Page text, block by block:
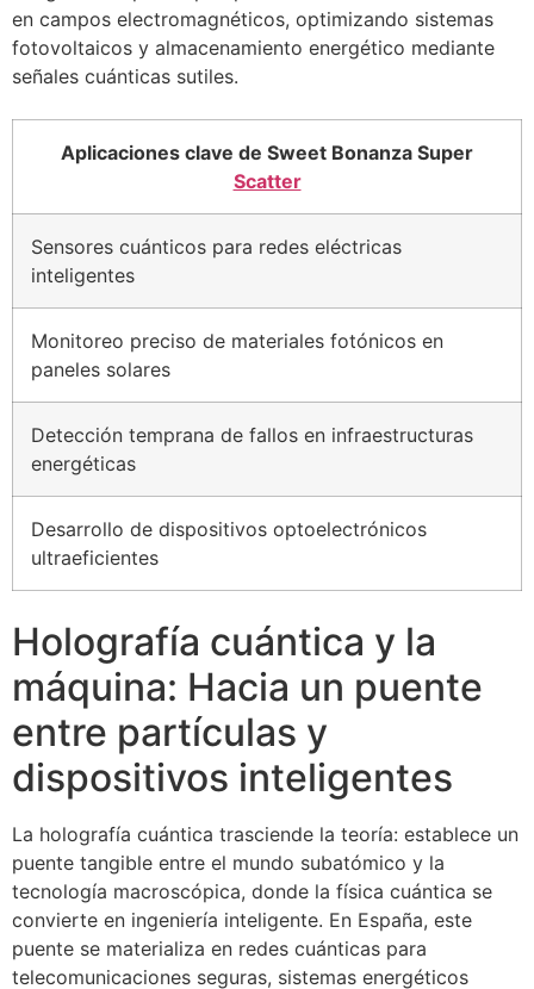
en campos electromagnéticos, optimizando sistemas
fotovoltaicos y almacenamiento energético mediante
señales cuánticas sutiles.
Aplicaciones clave de Sweet Bonanza Super
Scatter
Sensores cuánticos para redes eléctricas
inteligentes
Monitoreo preciso de materiales fotónicos en
paneles solares
Detección temprana de fallos en infraestructuras
energéticas
Desarrollo de dispositivos optoelectrónicos
ultraeficientes
Holografía cuántica y la
máquina: Hacia un puente
entre partículas y
dispositivos inteligentes
La holografía cuántica trasciende la teoría: establece un
puente tangible entre el mundo subatómico y la
tecnología macroscópica, donde la física cuántica se
convierte en ingeniería inteligente. En España, este
puente se materializa en redes cuánticas para
telecomunicaciones seguras, sistemas energéticos